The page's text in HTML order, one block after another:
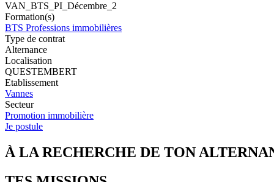
VAN_BTS_PI_Décembre_2
Formation(s)
BTS Professions immobilières
Type de contrat
Alternance
Localisation
QUESTEMBERT
Etablissement
Vannes
Secteur
Promotion immobilière
Je postule
À LA RECHERCHE DE TON